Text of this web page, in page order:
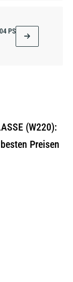
PS
| ab
(W220):
Preisen